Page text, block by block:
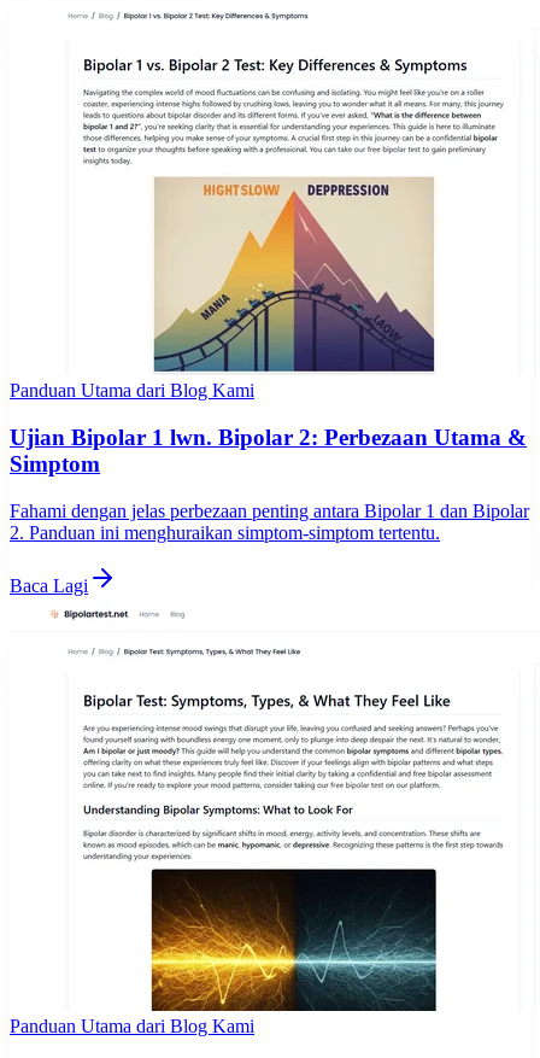
Panduan Utama dari Blog Kami
Ujian Bipolar 1 lwn. Bipolar 2: Perbezaan Utama &
Simptom
Fahami dengan jelas perbezaan penting antara Bipolar 1 dan Bipolar
2. Panduan ini menghuraikan simptom-simptom tertentu.
Baca Lagi
Panduan Utama dari Blog Kami